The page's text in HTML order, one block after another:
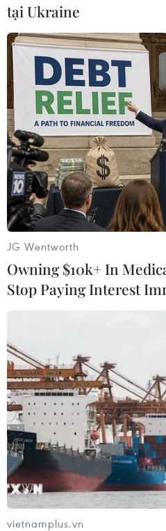
sau bất ổn địa chính trị
Ukraine.
Các doanh nghiệp Coca-
Procter & Gamble và
yêu cầu bình luận về
#Thị trường Nga
#Doanh
#trừng phạt nga
#Nga-
#mất tài sản
#sở hữu trí tuệ
Theo dõi VietnamPlus
tại Ukraine
JG Wentworth
Owning $10k+ In
Stop Paying Interest
vietnamplus.vn